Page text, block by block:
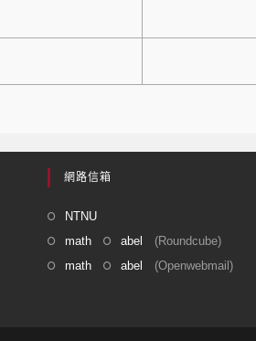
網路信箱
NTNU
math
abel (Roundcube)
math
abel (Openwebmail)